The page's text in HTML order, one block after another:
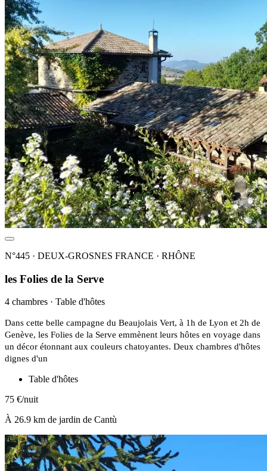
N°445 · DEUX-GROSNES FRANCE · RHÔNE
les Folies de la Serve
4 chambres · Table d'hôtes
Dans cette belle campagne du Beaujolais Vert, à 1h de Lyon et 2h de
Genève, les Folies de la Serve emmènent leurs hôtes en voyage dans
un décor étonnant aux couleurs chatoyantes. Deux chambres d'hôtes
dignes d'un
Table d'hôtes
75 €/nuit
À 26.9 km de jardin de Cantù